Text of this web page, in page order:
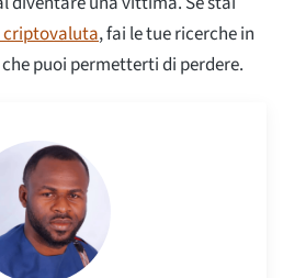
criptovaluta, fai le tue ricerche in
puoi permetterti di perdere.